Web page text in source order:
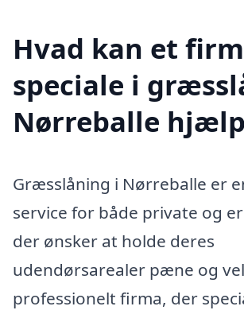
Hvad kan et
speciale i
Nørreballe
Græsslåning i Nørreballe er
service for både private og
der ønsker at holde deres
udendørsarealer pæne og
professionelt firma, der